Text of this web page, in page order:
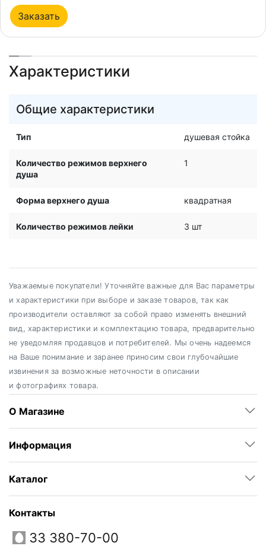
Заказать
Характеристики
Общие характеристики
Тип душевая стойка
Количество режимов верхнего
душа
1
Форма верхнего душа квадратная
Количество режимов лейки 3 шт
Уважаемые покупатели! Уточняйте важные для Вас параметры
и характеристики при выборе и заказе товаров, так как
производители оставляют за собой право изменять внешний
вид, характеристики и комплектацию товара, предварительно
не уведомляя продавцов и потребителей. Мы очень надеемся
на Ваше понимание и заранее приносим свои глубочайшие
извинения за возможные неточности в описании
и фотографиях товара.
О Магазине
Информация
Каталог
Контакты
33 380-70-00